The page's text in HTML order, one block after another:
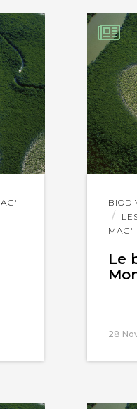
MAG'
Le
28
Lire